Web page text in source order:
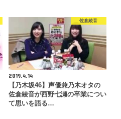
佐倉綾音
2019.4.14
【乃木坂46】声優兼乃木オタの
佐倉綾音が西野七瀬の卒業につい
て思いを語る…